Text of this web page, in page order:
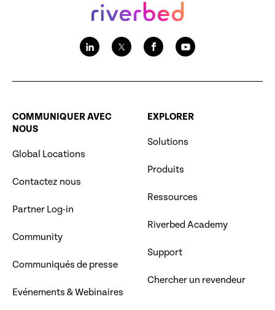
COMMUNIQUER AVEC
NOUS
Global Locations
Contactez nous
Partner Log-in
Community
Communiqués de presse
Evénements & Webinaires
EXPLORER
Solutions
Produits
Ressources
Riverbed Academy
Support
Chercher un revendeur